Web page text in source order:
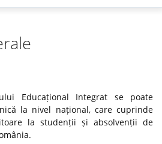
Educațional Integrat se poate
la nivel național, care cuprinde
la studenții și absolvenții de